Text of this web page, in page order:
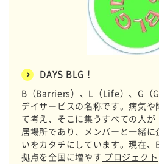
DAYS BLG !
B（Barriers）、L（Life）、G（
デイサービスの名称です。病気
て考え、そこに集うすべての人
居場所であり、メンバーと一緒
いをカタチにしています。現在
拠点を全国に増やす プロジェクト